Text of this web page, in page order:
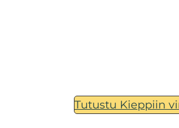
Tutustu Kieppiin